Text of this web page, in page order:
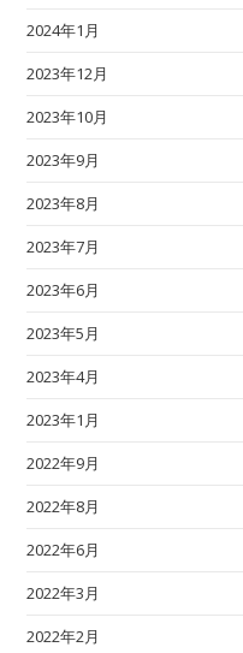
2024年1月
2023年12月
2023年10月
2023年9月
2023年8月
2023年7月
2023年6月
2023年5月
2023年4月
2023年1月
2022年9月
2022年8月
2022年6月
2022年3月
2022年2月